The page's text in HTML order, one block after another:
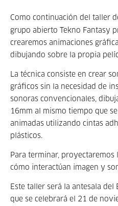
Como continuación del taller
grupo abierto Tekno Fantasy
crearemos animaciones
dibujando sobre la propia
La técnica consiste en crear
gráficos sin la necesidad de
sonoras convencionales,
16mm al mismo tiempo que
animadas utilizando cintas
plásticos.
Para terminar, proyectaremos
cómo interactúan imagen y
Este taller será la antesala del
que se celebrará el 21 de